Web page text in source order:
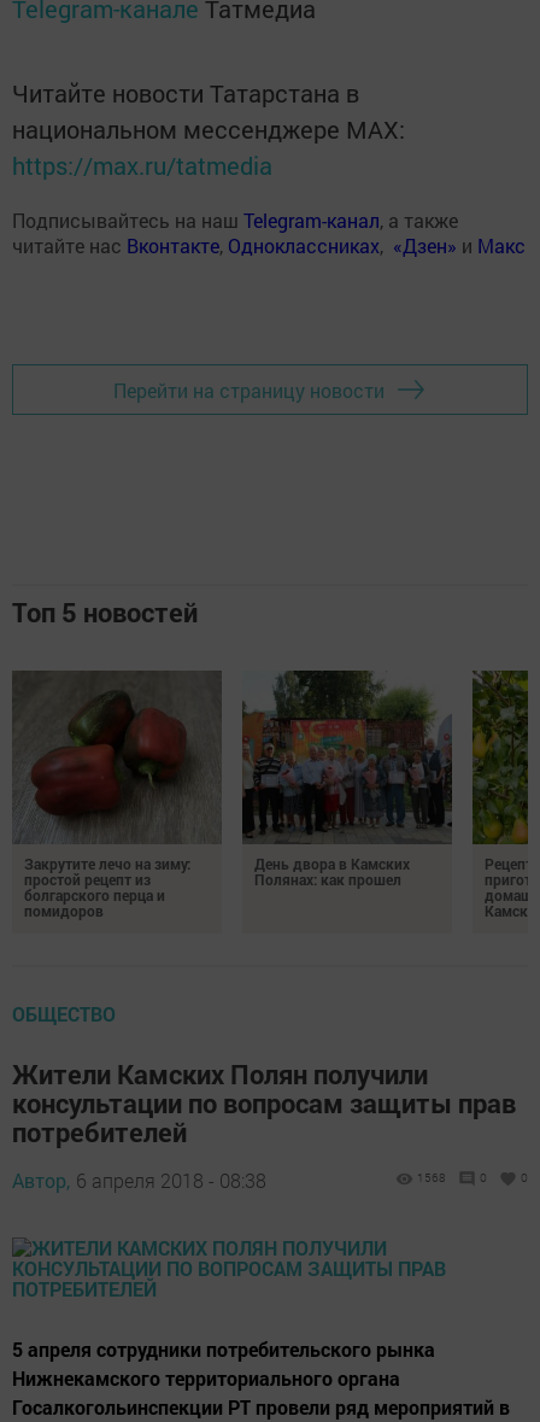
Telegram-канале Татмедиа
Читайте новости Татарстана в
национальном мессенджере MАХ:
https://max.ru/tatmedia
Подписывайтесь на наш Telegram-канал, а также
читайте нас Вконтакте, Одноклассниках, «Дзен» и Макс
Перейти на страницу новости
Топ 5 новостей
Закрутите лечо на зиму:
простой рецепт из
болгарского перца и
помидоров
День двора в Камских
Полянах: как прошел
ОБЩЕСТВО
Жители Камских Полян получили
консультации по вопросам защиты прав
потребителей
Автор, 6 апреля 2018 - 08:38 1568 0 0
5 апреля сотрудники потребительского рынка
Нижнекамского территориального органа
Госалкогольинспекции РТ провели ряд мероприятий в